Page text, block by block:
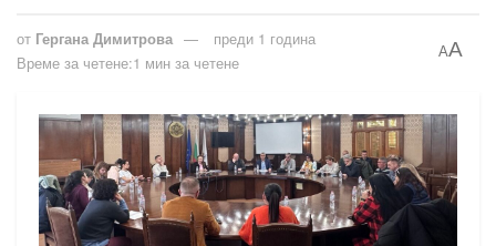
от Гергана Димитрова
преди 1 година
Време за четене:1 мин за четене
AA